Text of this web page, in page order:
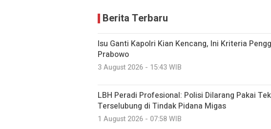
Berita Terbaru
Isu Ganti Kapolri Kian Kencang, Ini Kriteria
Prabowo
3 August 2026 - 15:43 WIB
LBH Peradi Profesional: Polisi Dilarang Pakai
Terselubung di Tindak Pidana Migas
1 August 2026 - 07:58 WIB